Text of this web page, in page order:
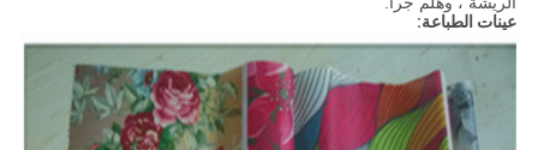
عينات الطباعة: